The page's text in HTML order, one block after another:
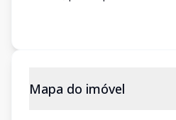
Mapa do imóvel